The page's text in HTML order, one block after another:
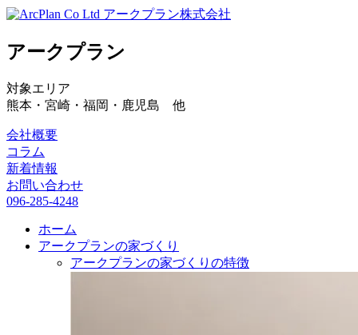
アークプラン株式会社
アークプラン
対象エリア
熊本・宮崎・福岡・鹿児島 他
会社概要
コラム
新着情報
お問い合わせ
096-285-4248
ホーム
アークプランの家づくり
アークプランの家づくりの特徴